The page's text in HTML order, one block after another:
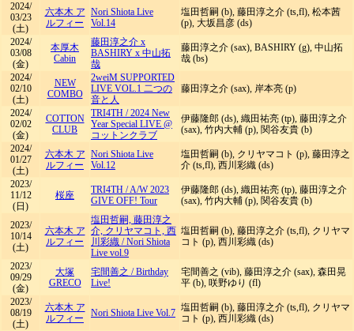
2024/
03/23
(土)
六本木 ア
ルフィー
Nori Shiota Live
Vol.14
塩田哲嗣 (b), 藤田淳之介 (ts,fl), 松本茜
(p), 大坂昌彦 (ds)
2024/
03/08
(金)
本厚木
Cabin
​藤田淳之介 x
BASHIRY x 中山拓
哉
​藤田淳之介 (sax), BASHIRY (g), 中山拓
哉 (bs)
2024/
02/10
(土)
NEW
COMBO
2weiM SUPPORTED
LIVE VOL.1 二つの
音と人
藤田淳之介 (sax), 岸本亮 (p)
2024/
02/02
(金)
COTTON
CLUB
TRI4TH /2024 New
Year Special LIVE @
コットンクラブ
伊藤隆郎 (ds), 織田祐亮 (tp), 藤田淳之介
(sax), 竹内大輔 (p), 関谷友貴 (b)
2024/
01/27
(土)
六本木 ア
ルフィー
Nori Shiota Live
Vol.12
塩田哲嗣 (b), クリヤマコト (p), 藤田淳之
介 (ts,fl), 西川彩織 (ds)
2023/
11/12
(日)
桜座 TRI4TH /A/W 2023
GIVE OFF! Tour
伊藤隆郎 (ds), 織田祐亮 (tp), 藤田淳之介
(sax), 竹内大輔 (p), 関谷友貴 (b)
2023/
10/14
(土)
六本木 ア
ルフィー
塩田哲嗣, 藤田淳之
介, クリヤマコト, 西
川彩織 /Nori Shiota
Live vol.9
塩田哲嗣 (b), 藤田淳之介 (ts,fl), クリヤマ
コト (p), 西川彩織 (ds)
2023/
09/29
(金)
大塚
GRECO
宅間善之 /Birthday
Live!
宅間善之 (vib), 藤田淳之介 (sax), 森田晃
平 (b), 咲野ゆり (fl)
2023/
08/19
(土)
六本木 ア
ルフィー
Nori Shiota Live Vol.7 塩田哲嗣 (b), 藤田淳之介 (ts,fl), クリヤマ
コト (p), 西川彩織 (ds)